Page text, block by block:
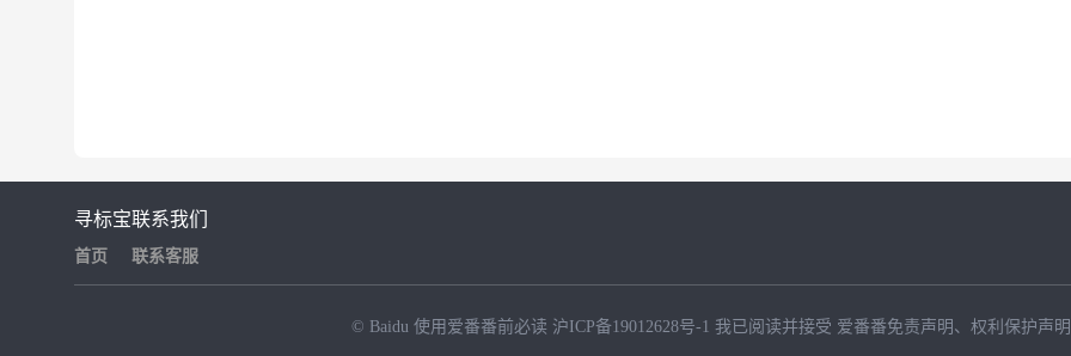
寻标宝
首页
联系我们
联系客服
© Baidu 使用爱番番前必读 沪ICP备19012628号-1 我已阅读并接受 爱番番免责声明 、 权利保护声明